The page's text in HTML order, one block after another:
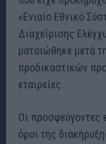
«Ενιαίο Εθνικό
Διαχείρισης
ματαιώθηκε μετά
προδικαστικών
εταιρείες.
Οι προσφεύγοντες
όροι της